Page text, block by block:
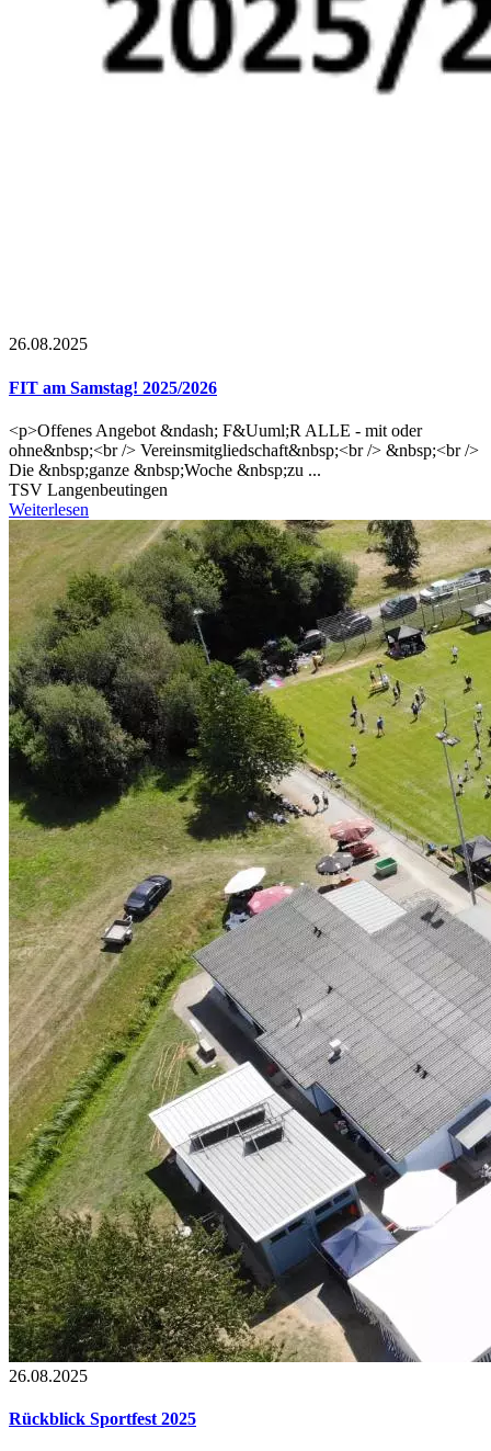
26.08.2025
FIT am Samstag! 2025/2026
<p>Offenes Angebot &ndash; F&Uuml;R ALLE - mit oder
ohne&nbsp;<br /> Vereinsmitgliedschaft&nbsp;<br /> &nbsp;<br />
Die &nbsp;ganze &nbsp;Woche &nbsp;zu ...
TSV Langenbeutingen
Weiterlesen
26.08.2025
Rückblick Sportfest 2025